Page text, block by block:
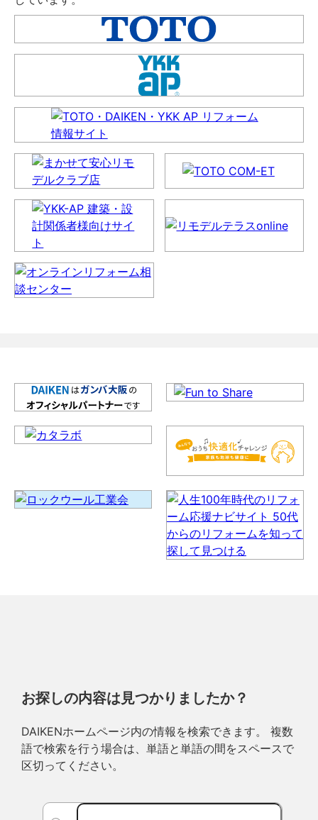
お探しの内容は見つかりましたか？
DAIKENホームページ内の情報を検索できます。 複数
語で検索を行う場合は、単語と単語の間をスペースで
区切ってください。